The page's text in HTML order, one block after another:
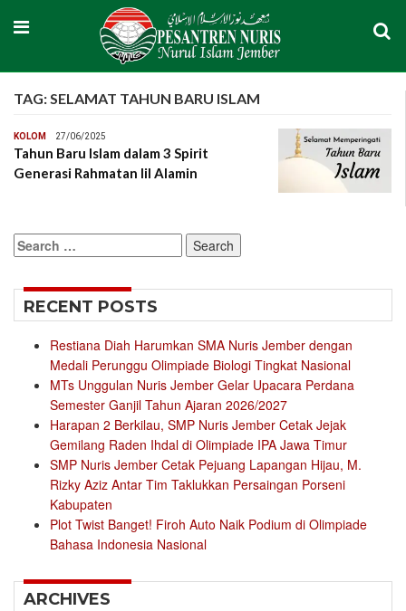
TAG:SELAMAT TAHUN BARU ISLAM
KOLOM 27/06/2025
Tahun Baru Islam dalam 3 Spirit
Generasi Rahmatan lil Alamin
Search
for:
RECENT POSTS
Restiana Diah Harumkan SMA Nuris Jember dengan
Medali Perunggu Olimpiade Biologi Tingkat Nasional
MTs Unggulan Nuris Jember Gelar Upacara Perdana
Semester Ganjil Tahun Ajaran 2026/2027
Harapan 2 Berkilau, SMP Nuris Jember Cetak Jejak
Gemilang Raden Ihdal di Olimpiade IPA Jawa Timur
SMP Nuris Jember Cetak Pejuang Lapangan Hijau, M.
Rizky Aziz Antar Tim Taklukkan Persaingan Porseni
Kabupaten
Plot Twist Banget! Firoh Auto Naik Podium di Olimpiade
Bahasa Indonesia Nasional
ARCHIVES